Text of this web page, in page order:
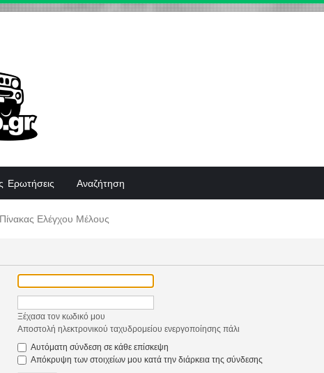
Ερωτήσεις Αναζήτηση
Πίνακας Ελέγχου Μέλους
Ξέχασα τον κωδικό μου
Αποστολή ηλεκτρονικού ταχυδρομείου ενεργοποίησης πάλι
Αυτόματη σύνδεση σε κάθε επίσκεψη
Απόκρυψη των στοιχείων μου κατά την διάρκεια της σύνδεσης